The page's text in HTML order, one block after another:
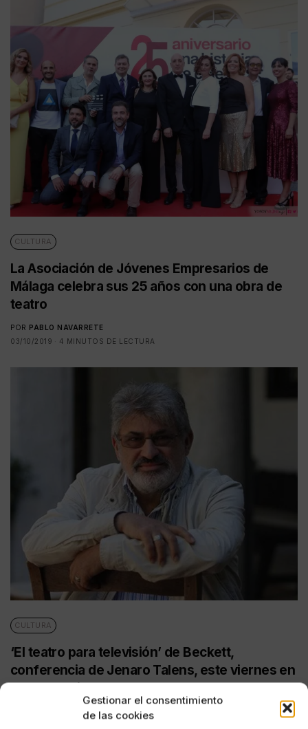
Gestionar el consentimiento
de las cookies
CULTURA
La Asociación de Jóvenes Empresarios de
Málaga celebra sus 25 años con una obra de
teatro
POR PABLO NAVARRETE
03/10/2019
4 MINUTOS DE LECTURA
CULTURA
‘El teatro para televisión’ de Beckett,
conferencia de Jenaro Talens, este viernes en
el Museo Picasso
PABLO NAVARRETE